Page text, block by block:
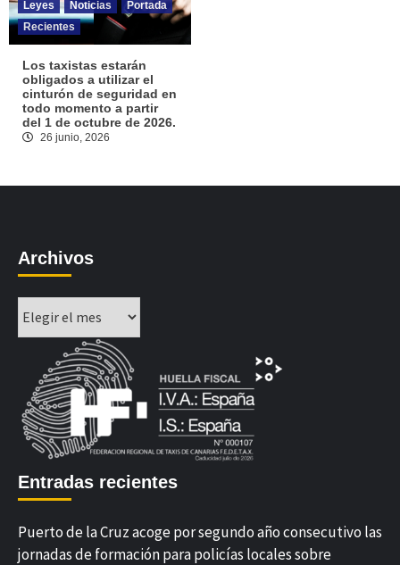
Leyes Noticias
Portada
Recientes
Los taxistas estarán
obligados a utilizar el
cinturón de seguridad en
todo momento a partir
del 1 de octubre de 2026.
26 junio, 2026
Archivos
Entradas recientes
Puerto de la Cruz acoge por segundo año consecutivo las
jornadas de formación para policías locales sobre